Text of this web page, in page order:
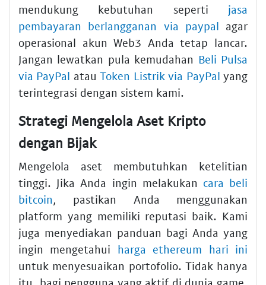
mendukung kebutuhan seperti jasa
pembayaran berlangganan via paypal agar
operasional akun Web3 Anda tetap lancar.
Jangan lewatkan pula kemudahan Beli Pulsa
via PayPal atauToken Listrik via PayPal yang
terintegrasi dengan sistem kami.
Strategi Mengelola Aset Kripto
dengan Bijak
Mengelola aset membutuhkan ketelitian
tinggi. Jika Anda ingin melakukan cara beli
bitcoin, pastikan Anda menggunakan
platform yang memiliki reputasi baik. Kami
juga menyediakan panduan bagi Anda yang
ingin mengetahui harga ethereum hari ini
untuk menyesuaikan portofolio. Tidak hanya